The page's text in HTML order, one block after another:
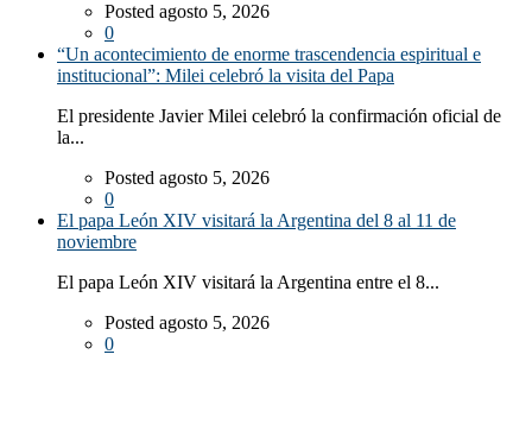
Posted agosto 5, 2026
0
“Un acontecimiento de enorme trascendencia espiritual e
institucional”: Milei celebró la visita del Papa
El presidente Javier Milei celebró la confirmación oficial de
la...
Posted agosto 5, 2026
0
El papa León XIV visitará la Argentina del 8 al 11 de
noviembre
El papa León XIV visitará la Argentina entre el 8...
Posted agosto 5, 2026
0